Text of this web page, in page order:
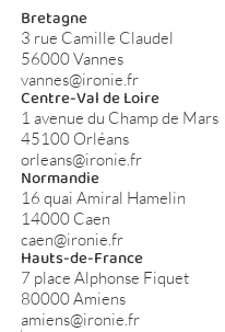
Bretagne
3 rue Camille Claudel
56000 Vannes
vannes@ironie.fr
Centre-Val de Loire
1 avenue du Champ de Mars
45100 Orléans
orleans@ironie.fr
Normandie
16 quai Amiral Hamelin
14000 Caen
caen@ironie.fr
Hauts-de-France
7 place Alphonse Fiquet
80000 Amiens
amiens@ironie.fr